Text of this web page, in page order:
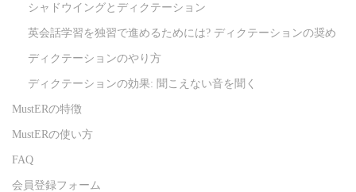
シャドウイングとディクテーション
英会話学習を独習で進めるためには? ディクテーションの奨め
ディクテーションのやり方
ディクテーションの効果: 聞こえない音を聞く
MustERの特徴
MustERの使い方
FAQ
会員登録フォーム